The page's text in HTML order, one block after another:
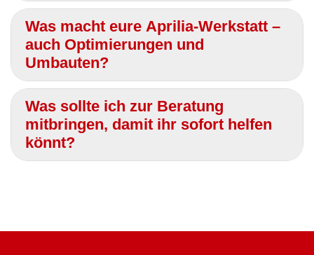
Was macht eure Aprilia-Werkstatt –
auch Optimierungen und
Umbauten?
Was sollte ich zur Beratung
mitbringen, damit ihr sofort helfen
könnt?